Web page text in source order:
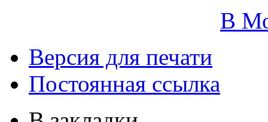
В
Версия для печати
Постоянная ссылка